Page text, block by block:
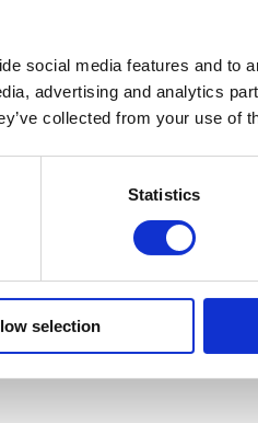
social media features and to
advertising and analytics
collected from your use of
Statistics
selection